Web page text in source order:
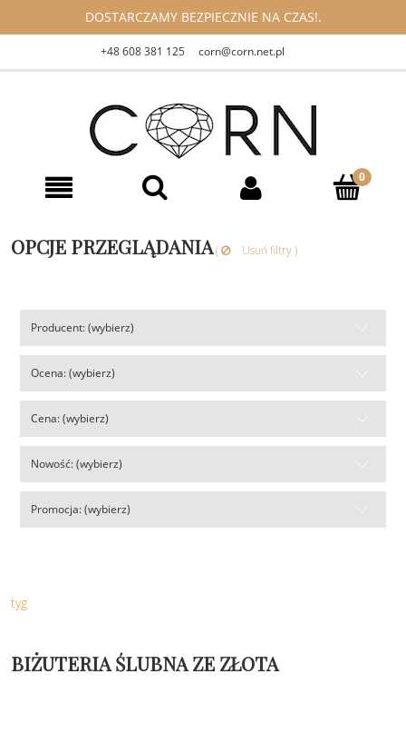
DOSTARCZAMY BEZPIECZNIE NA CZAS!.
+48 608 381 125 corn@corn.net.pl
OPCJE PRZEGLĄDANIA( Usuń filtry )
Producent: (wybierz)
Ocena: (wybierz)
Cena: (wybierz)
Nowość: (wybierz)
Promocja: (wybierz)
tyg
BIŻUTERIA ŚLUBNA ZE ZŁOTA